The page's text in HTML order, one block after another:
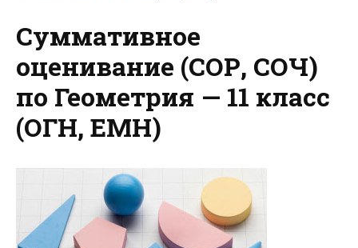
Суммативное
оценивание (СОР, СОЧ)
по Геометрия — 11 класс
(ОГН, ЕМН)